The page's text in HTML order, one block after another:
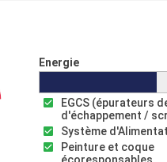
Energie
EGCS (épurateurs
d'échappement /
Système
Peinture et coque
écoresponsables